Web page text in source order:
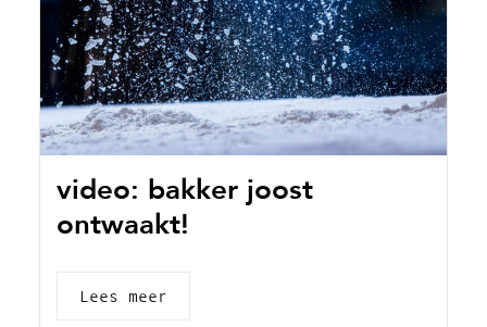
video: bakker joost
ontwaakt!
Lees meer